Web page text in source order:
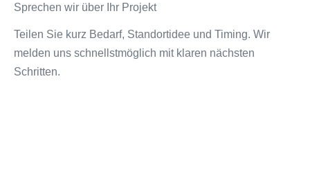
Sprechen wir über Ihr Projekt
Teilen Sie kurz Bedarf, Standortidee und Timing. Wir
melden uns schnellstmöglich mit klaren nächsten
Schritten.